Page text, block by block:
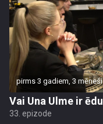
pirms 3 gadiem, 3
Vai Una Ulme ir
33. epizode